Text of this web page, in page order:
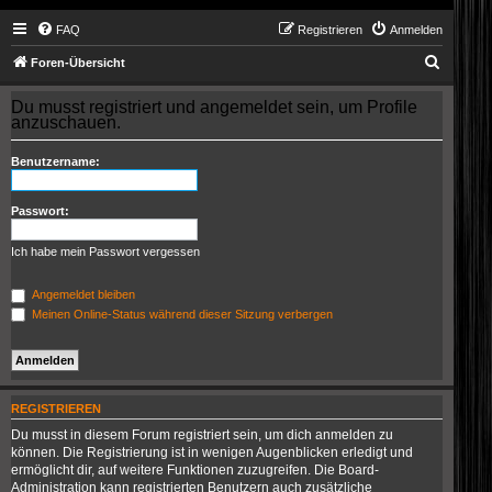
FAQ Anmelden
Registrieren
Foren-Übersicht
u
h
Du musst registriert und angemeldet sein, um Profile
anzuschauen.
Benutzername:
Passwort:
Ich habe mein Passwort vergessen
Angemeldet bleiben
Meinen Online-Status während dieser Sitzung verbergen
REGISTRIEREN
Du musst in diesem Forum registriert sein, um dich anmelden zu
können. Die Registrierung ist in wenigen Augenblicken erledigt und
ermöglicht dir, auf weitere Funktionen zuzugreifen. Die Board-
Administration kann registrierten Benutzern auch zusätzliche